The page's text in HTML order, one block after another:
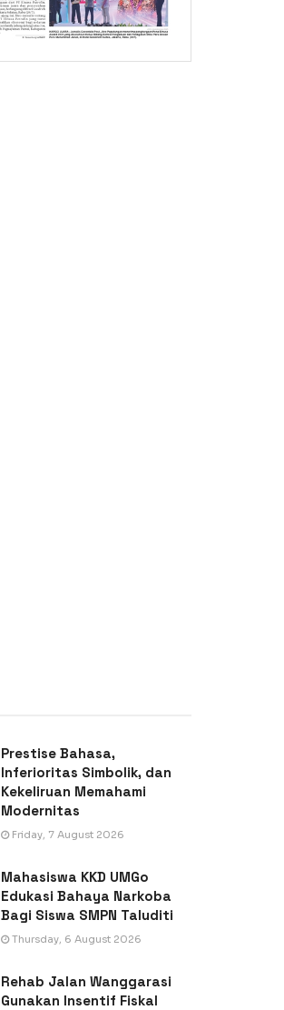
Prestise Bahasa,
Inferioritas Simbolik, dan
Kekeliruan Memahami
Modernitas
Friday, 7 August 2026
Mahasiswa KKD UMGo
Edukasi Bahaya Narkoba
Bagi Siswa SMPN Taluditi
Thursday, 6 August 2026
Rehab Jalan Wanggarasi
Gunakan Insentif Fiskal